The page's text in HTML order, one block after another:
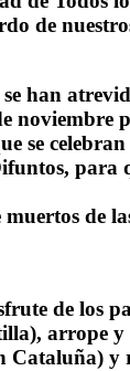
de
han
noviembre
se
para
de
de los
arrope
Cataluña)